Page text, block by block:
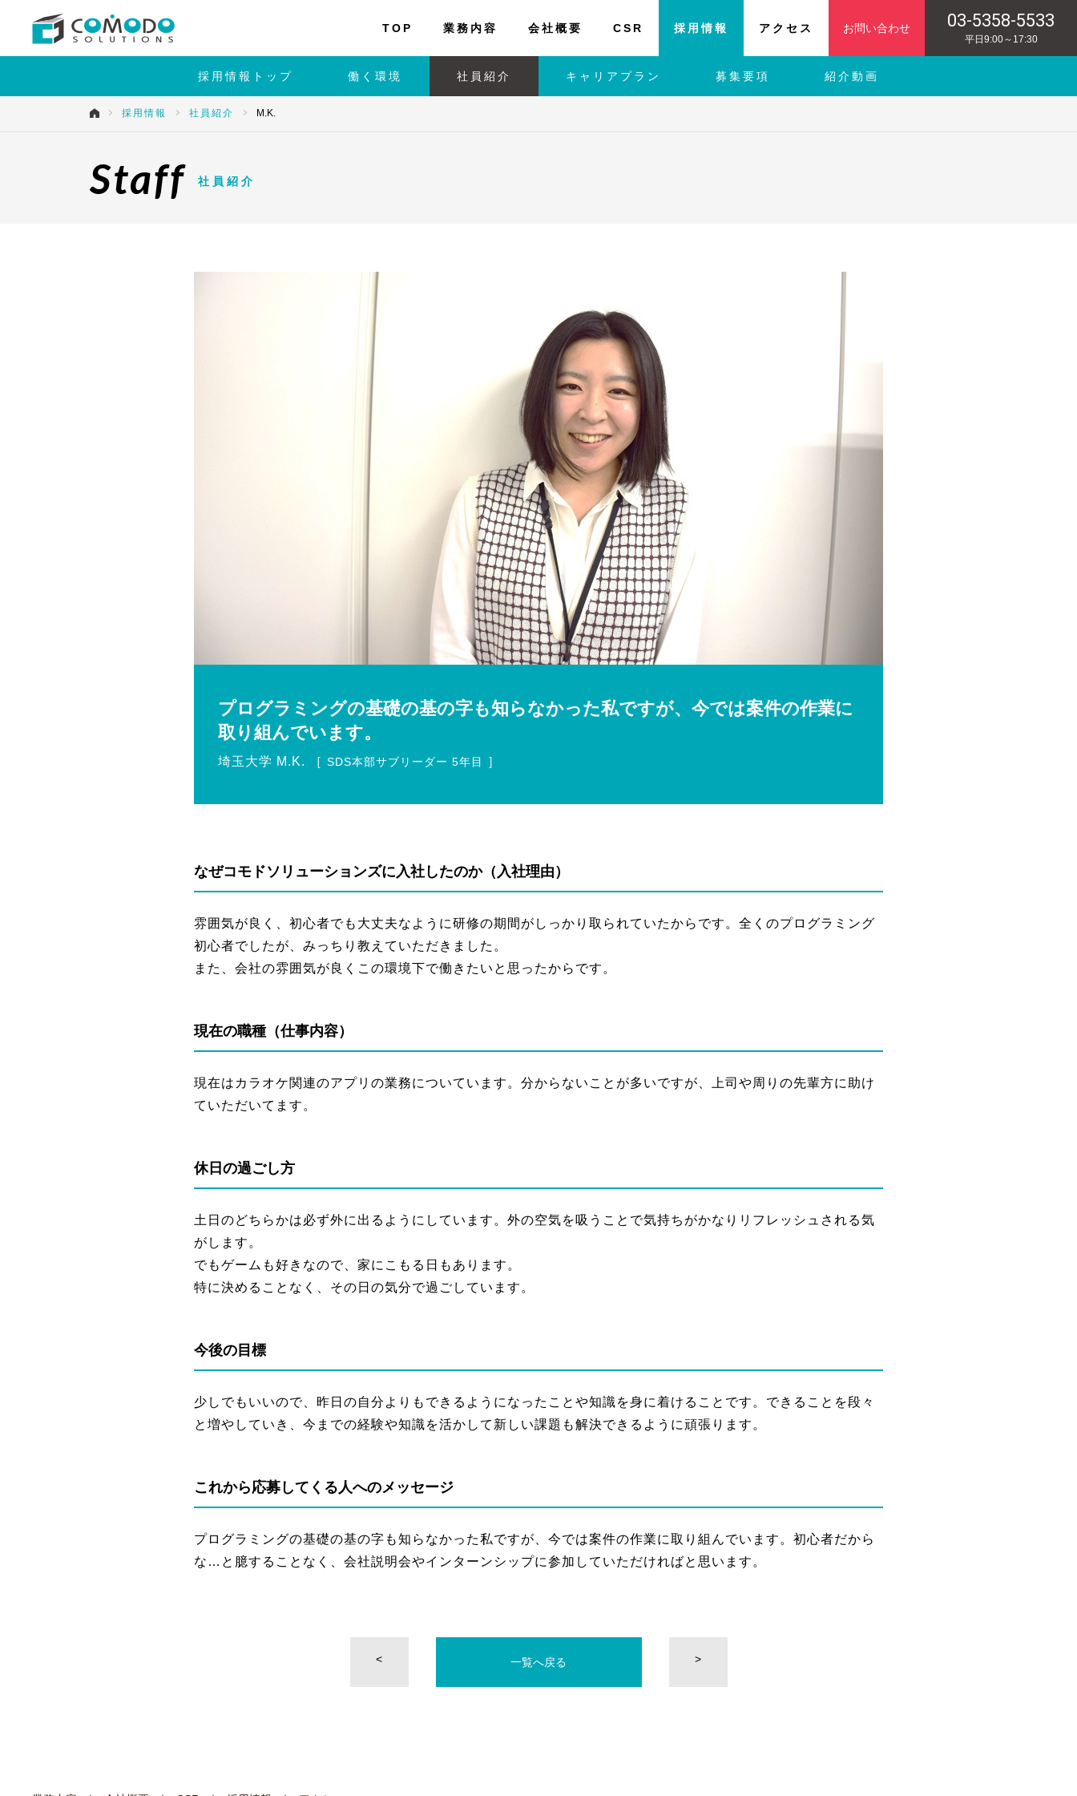
TOP 業務内容 会社概要 CSR 採用情報
採用情報トップ 働く環境 社員紹介 キャリアプラン 募集要項 紹介動画
アクセス お問い合わせ 03-5358-5533
平日9:00～17:30
採用情報 社員紹介 M.K.
Staff 社員紹介
プログラミングの基礎の基の字も知らなかった私ですが、今では案件の作業に
取り組んでいます。
埼玉大学 M.K. ［ SDS本部サブリーダー 5年目 ］
なぜコモドソリューションズに入社したのか（入社理由）
雰囲気が良く、初心者でも大丈夫なように研修の期間がしっかり取られていたからです。全くのプログラミング
初心者でしたが、みっちり教えていただきました。
また、会社の雰囲気が良くこの環境下で働きたいと思ったからです。
現在の職種（仕事内容）
現在はカラオケ関連のアプリの業務についています。分からないことが多いですが、上司や周りの先輩方に助け
ていただいてます。
休日の過ごし方
土日のどちらかは必ず外に出るようにしています。外の空気を吸うことで気持ちがかなりリフレッシュされる気
がします。
でもゲームも好きなので、家にこもる日もあります。
特に決めることなく、その日の気分で過ごしています。
今後の目標
少しでもいいので、昨日の自分よりもできるようになったことや知識を身に着けることです。できることを段々
と増やしていき、今までの経験や知識を活かして新しい課題も解決できるように頑張ります。
これから応募してくる人へのメッセージ
プログラミングの基礎の基の字も知らなかった私ですが、今では案件の作業に取り組んでいます。初心者だから
な…と臆することなく、会社説明会やインターンシップに参加していただければと思います。
< 一覧へ戻る >